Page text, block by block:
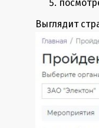
Выглядит